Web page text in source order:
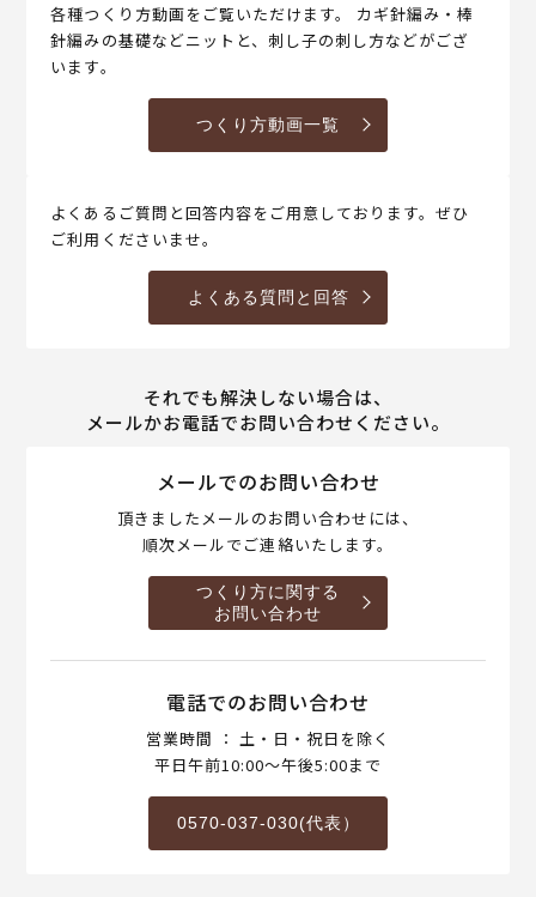
各種つくり方動画をご覧いただけます。 カギ針編み・棒
針編みの基礎などニットと、刺し子の刺し方などがござ
います。
つくり方動画一覧
よくあるご質問と回答内容をご用意しております。ぜひ
ご利用くださいませ。
よくある質問と回答
それでも解決しない場合は、
メールかお電話でお問い合わせください。
メールでのお問い合わせ
頂きましたメールのお問い合わせには、
順次メールでご連絡いたします。
つくり方に関する
お問い合わせ
電話でのお問い合わせ
営業時間 ： 土・日・祝日を除く
平日午前10:00～午後5:00まで
0570-037-030(代表）